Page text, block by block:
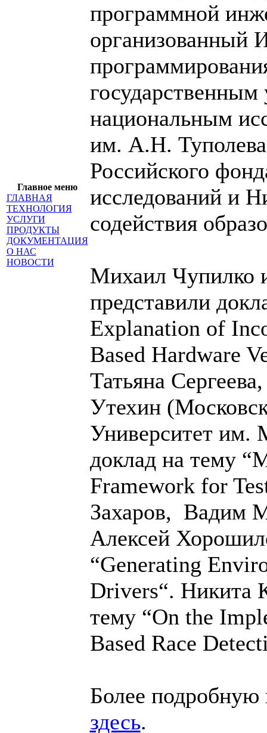
Главное меню
ГЛАВНАЯ
ТЕХНОЛОГИЯ
УСЛУГИ
ПРОДУКТЫ
ДОКУМЕНТАЦИЯ
О НАС
НОВОСТИ
программной
организованный
национальным
им. А.Н.
Российского
исследований и
содействия
Михаил Чупилко
представили
Explanation of
Based Hardware
Татьяна
Утехин
Университет им.
доклад на тему
Framework for
Захаров, Вадим
Алексей
“Generating
Drivers“. Никита
тему “On the
Based Race
Более
здесь.